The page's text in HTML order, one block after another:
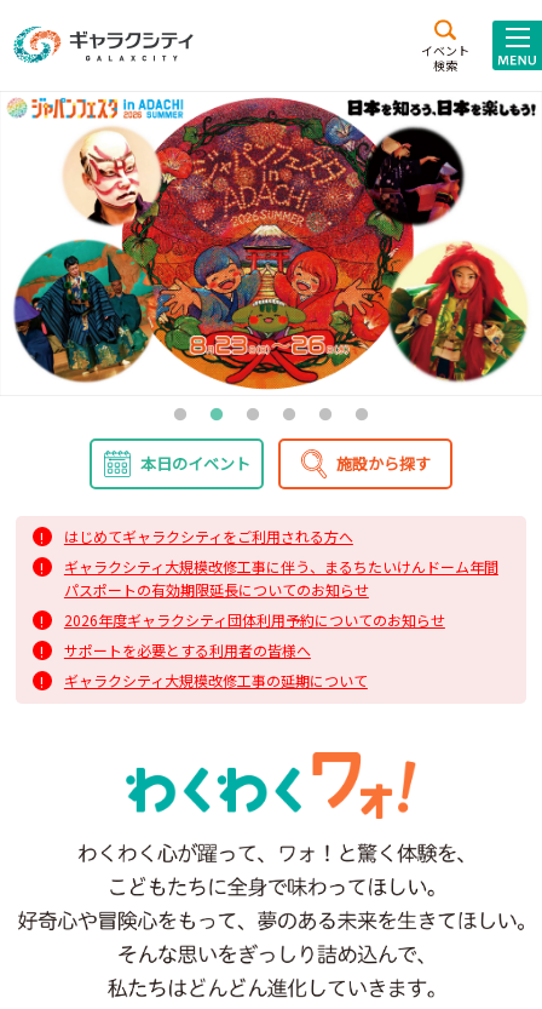
イベント
検索
施設案内
こども
未来創造館
西新井
文化ホール
施設･
アトラクション
ギャラクシティとは
施設貸出･団体利用
こどもみーてぃんぐ
Gがくえん
お知らせ
いっしょに創る
イベントレポート
本日のイベント 施設から探す
はじめてギャラクシティをご利用される方へ
ギャラクシティ大規模改修工事に伴う、まるちたいけんドーム年間
パスポートの有効期限延長についてのお知らせ
2026年度ギャラクシティ団体利用予約についてのお知らせ
サポートを必要とする利用者の皆様へ
ギャラクシティ大規模改修工事の延期について